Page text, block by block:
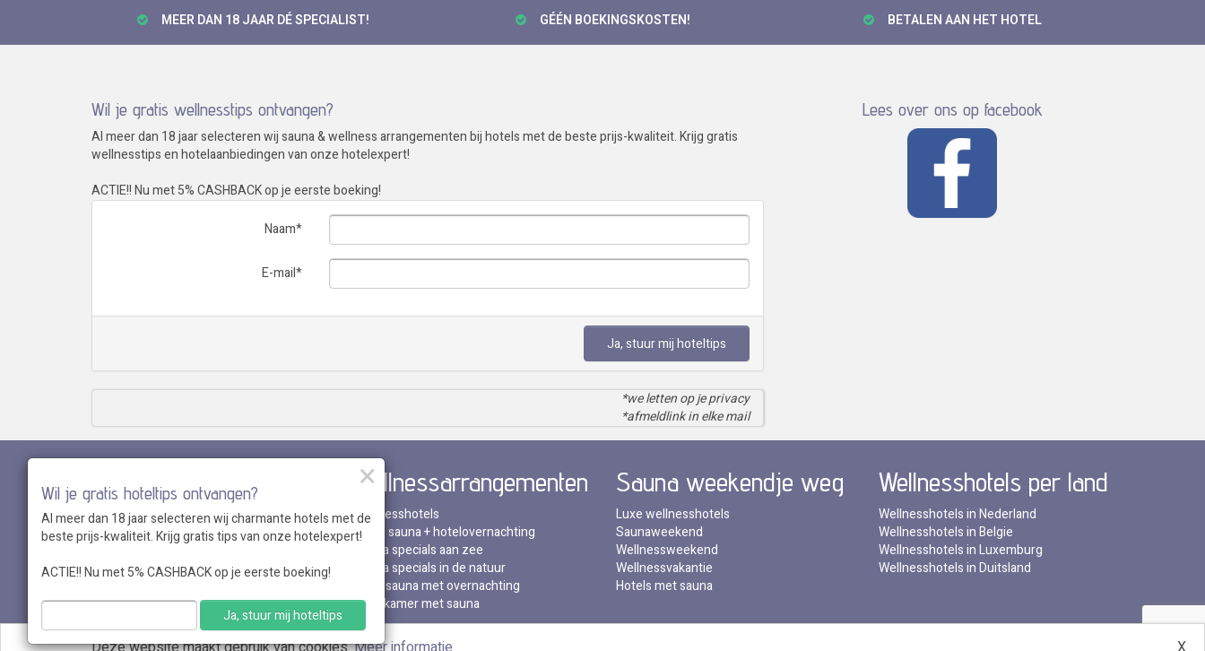
MEER DAN 18 JAAR DÉ SPECIALIST! GÉÉN BOEKINGSKOSTEN! BETALEN AAN HET HOTEL
Wil je gratis wellnesstips ontvangen?
Al meer dan 18 jaar selecteren wij sauna & wellness arrangementen bij hotels met de beste prijs-kwaliteit. Krijg gratis
wellnesstips en hotelaanbiedingen van onze hotelexpert!
ACTIE!! Nu met 5% CASHBACK op je eerste boeking!
Naam*
E-mail*
Ja, stuur mij hoteltips
*we letten op je privacy
*afmeldlink in elke mail
Lees over ons op facebook
Wellnessresort + hotel
Thermen Berendonck met overnachting
Zwaluwhoeve met overnachting
Thermen Bussloo met overnachting
Veluwse Bron met overnachting
Thermae 2000 met overnachting
Wellnessarrangementen
Wellnesshotels
Dagje sauna + hotelovernachting
Sauna specials aan zee
Sauna specials in de natuur
Privé sauna met overnachting
Hotelkamer met sauna
Sauna weekendje weg
Luxe wellnesshotels
Saunaweekend
Wellnessweekend
Wellnessvakantie
Hotels met sauna
Wellnesshotels per land
Wellnesshotels in Nederland
Wellnesshotels in Belgie
Wellnesshotels in Luxemburg
Wellnesshotels in Duitsland
×
Wil je gratis hoteltips ontvangen?
Al meer dan 18 jaar selecteren wij charmante hotels met de
beste prijs-kwaliteit. Krijg gratis tips van onze hotelexpert!
ACTIE!! Nu met 5% CASHBACK op je eerste boeking!
Ja, stuur mij hoteltips